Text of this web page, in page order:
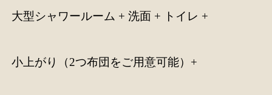
大型シャワールーム + 洗面 + トイレ +
小上がり（2つ布団をご用意可能）+